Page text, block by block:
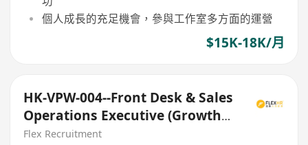
個人成長的充足機會，參與工作室多方面的運營
$15K-18K/月
HK-VPW-004--Front Desk & Sales
Operations Executive (Growth
Focus)
Flex Recruitment